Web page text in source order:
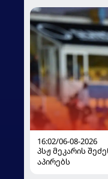
16:02/06-08-2026
პსჟ მეკარის
აპირებს